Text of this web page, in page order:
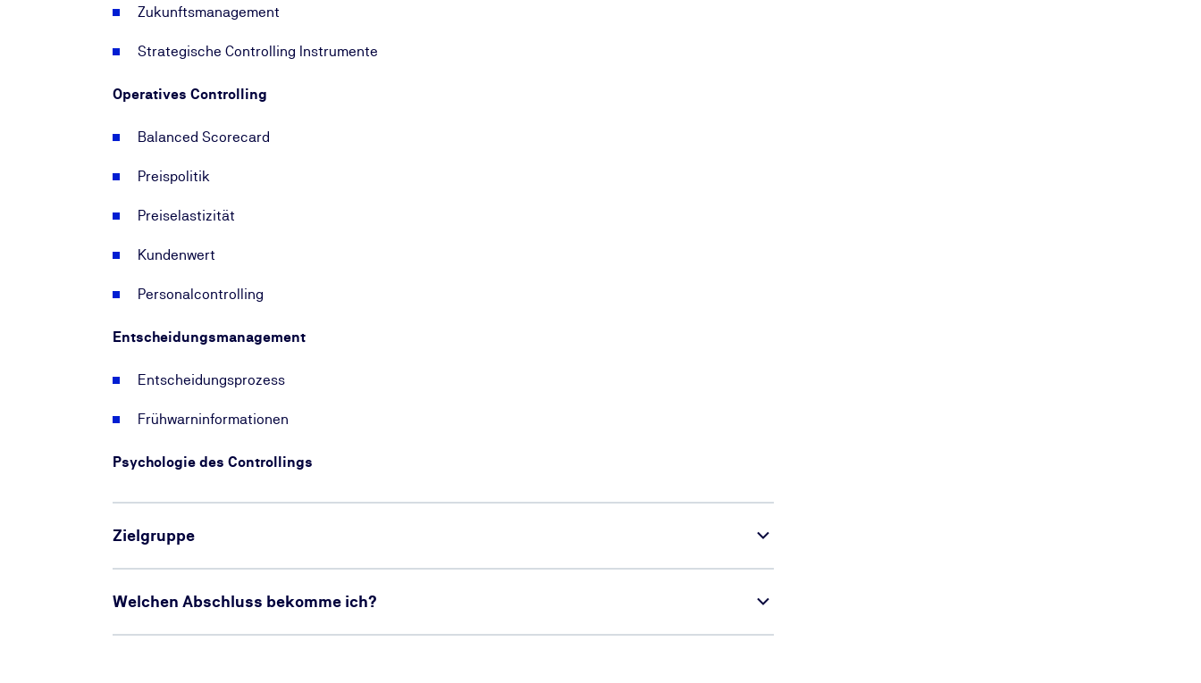
Zukunftsmanagement
Strategische Controlling Instrumente
Operatives Controlling
Balanced Scorecard
Preispolitik
Preiselastizität
Kundenwert
Personalcontrolling
Entscheidungsmanagement
Entscheidungsprozess
Frühwarninformationen
Psychologie des Controllings
Zielgruppe
Welchen Abschluss bekomme ich?